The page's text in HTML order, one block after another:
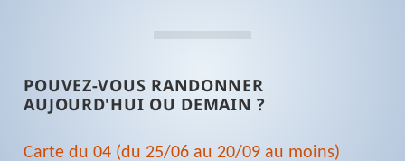
POUVEZ-VOUS RANDONNER
AUJOURD'HUI OU DEMAIN ?
Carte du 04 (du 25/06 au 20/09 au moins)